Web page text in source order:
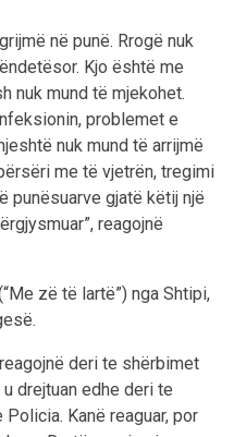
në punë. Rrogë nuk
Kjo është me
nuk mund të mjekohet.
problemet e
nuk mund të arrijmë
me të vjetrën, tregimi
punësuarve gjatë këtij një
reagojnë
zë të lartë”) nga Shtipi,
deri te shërbimet
drejtuan edhe deri te
Kanë reaguar, por